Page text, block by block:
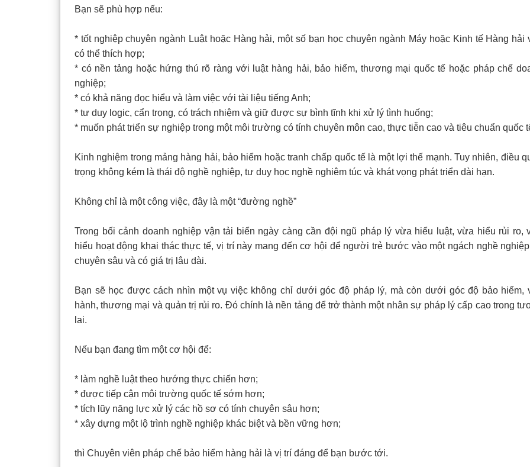
Bạn sẽ phù hợp nếu:
* tốt nghiệp chuyên ngành Luật hoặc Hàng hải, một số bạn học chuyên ngành Máy hoặc Kinh tế Hàng hải
có thể thích hợp;
* có nền tảng hoặc hứng thú rõ ràng với luật hàng hải, bảo hiểm, thương mại quốc tế hoặc pháp chế
nghiệp;
* có khả năng đọc hiểu và làm việc với tài liệu tiếng Anh;
* tư duy logic, cẩn trọng, có trách nhiệm và giữ được sự bình tĩnh khi xử lý tình huống;
* muốn phát triển sự nghiệp trong một môi trường có tính chuyên môn cao, thực tiễn cao và tiêu chuẩn quốc
Kinh nghiệm trong mảng hàng hải, bảo hiểm hoặc tranh chấp quốc tế là một lợi thế mạnh. Tuy nhiên, điều
trọng không kém là thái độ nghề nghiệp, tư duy học nghề nghiêm túc và khát vọng phát triển dài hạn.
Không chỉ là một công việc, đây là một “đường nghề”
Trong bối cảnh doanh nghiệp vận tải biển ngày càng cần đội ngũ pháp lý vừa hiểu luật, vừa hiểu rủi ro,
hiểu hoạt động khai thác thực tế, vị trí này mang đến cơ hội để người trẻ bước vào một ngách nghề
chuyên sâu và có giá trị lâu dài.
Bạn sẽ học được cách nhìn một vụ việc không chỉ dưới góc độ pháp lý, mà còn dưới góc độ bảo hiểm,
hành, thương mại và quản trị rủi ro. Đó chính là nền tảng để trở thành một nhân sự pháp lý cấp cao trong
lai.
Nếu bạn đang tìm một cơ hội để:
* làm nghề luật theo hướng thực chiến hơn;
* được tiếp cận môi trường quốc tế sớm hơn;
* tích lũy năng lực xử lý các hồ sơ có tính chuyên sâu hơn;
* xây dựng một lộ trình nghề nghiệp khác biệt và bền vững hơn;
thì Chuyên viên pháp chế bảo hiểm hàng hải là vị trí đáng để bạn bước tới.